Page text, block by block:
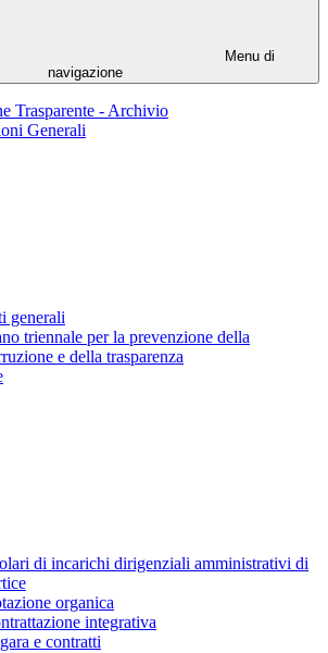
Menu di
navigazione
Trasparente - Archivio
Generali
generali
triennale per la prevenzione della
e della trasparenza
di incarichi dirigenziali amministrativi di
organica
integrativa
e contratti